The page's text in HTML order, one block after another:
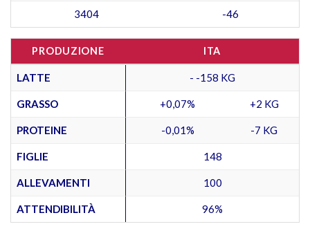
3404 -46
PRODUZIONE ITA
LATTE - -158 KG
GRASSO +0,07% +2 KG
PROTEINE -0,01% -7 KG
FIGLIE 148
ALLEVAMENTI 100
ATTENDIBILITÀ 96%